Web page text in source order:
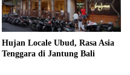
Hujan Locale Ubud, Rasa Asia
Tenggara di Jantung Bali